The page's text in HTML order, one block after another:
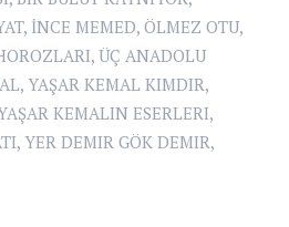
, İNCE MEMED, ÖLMEZ OTU,
, ÜÇ ANADOLU
, YAŞAR KEMAL KIMDIR,
KEMALIN ESERLERI,
, YER DEMIR GÖK DEMIR,